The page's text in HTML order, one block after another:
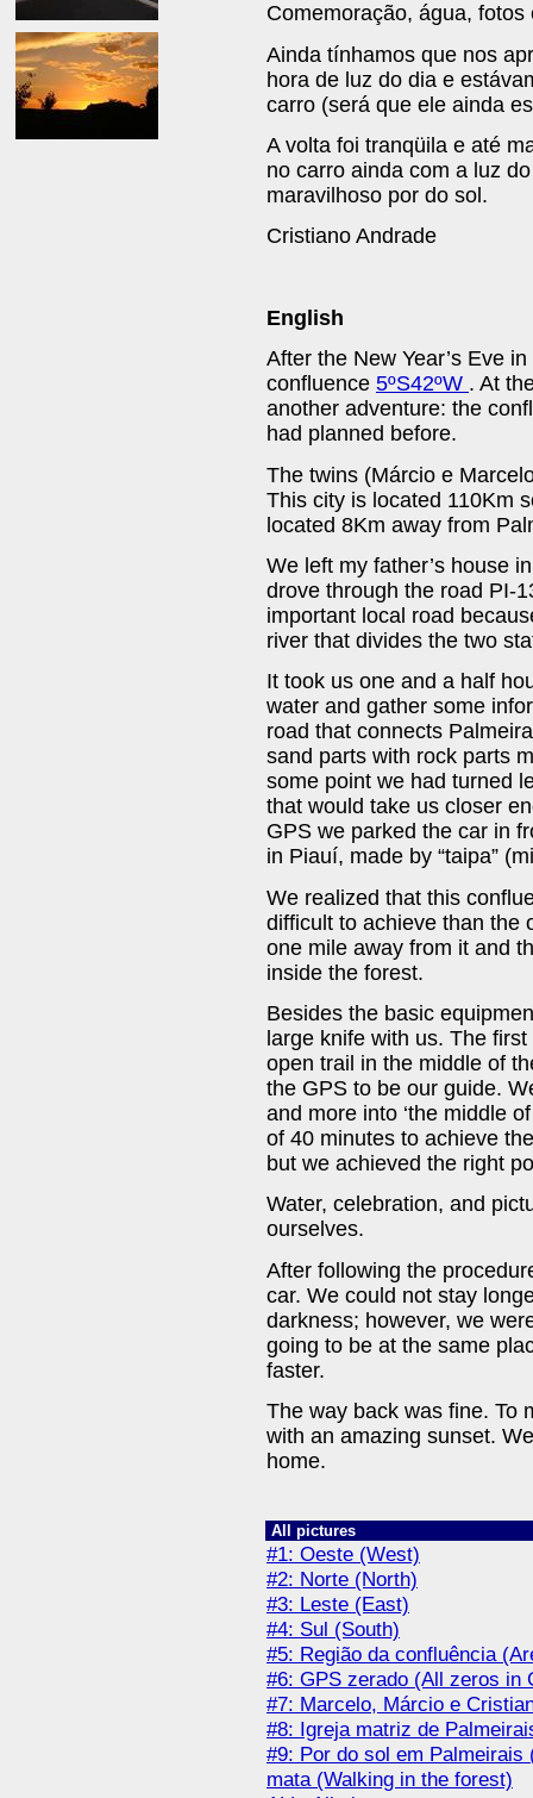
Comemoração, água,
Ainda tínhamos que nos
hora de luz do dia e
carro (será que ele ainda
A volta foi tranqüila e até
no carro ainda com a luz
maravilhoso por do sol.
Cristiano Andrade
English
After the New Year’s Eve
confluence 5ºS42ºW . At
another adventure: the
had planned before.
The twins (Márcio e
This city is located 110Km
located 8Km away from
We left my father’s house
drove through the road PI-
important local road
river that divides the two
It took us one and a half
water and gather some
road that connects
sand parts with rock parts
some point we had turned
that would take us closer
GPS we parked the car in
in Piauí, made by “taipa”
We realized that this
difficult to achieve than the
one mile away from it and
inside the forest.
Besides the basic
large knife with us. The
open trail in the middle of
the GPS to be our guide.
and more into ‘the middle
of 40 minutes to achieve
but we achieved the right
Water, celebration, and
ourselves.
After following the
car. We could not stay
darkness; however, we
going to be at the same
faster.
The way back was fine. To
with an amazing sunset.
home.
All pictures
#1: Oeste (West)
#2: Norte (North)
#3: Leste (East)
#4: Sul (South)
#5: Região da confluência
#6: GPS zerado (All zeros in
#7: Marcelo, Márcio e
#8: Igreja matriz de
#9: Por do sol em Palmeirais
mata (Walking in the forest)